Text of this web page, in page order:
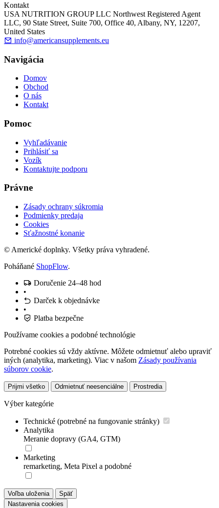
Kontakt
USA NUTRITION GROUP LLC Northwest Registered Agent
LLC, 90 State Street, Suite 700, Office 40, Albany, NY, 12207,
United States
info@americansupplements.eu
Navigácia
Domov
Obchod
O nás
Kontakt
Pomoc
Vyhľadávanie
Prihlásiť sa
Vozík
Kontaktujte podporu
Právne
Zásady ochrany súkromia
Podmienky predaja
Cookies
Sťažnostné konanie
© Americké doplnky. Všetky práva vyhradené.
Poháňané ShopFlow.
Doručenie 24–48 hod
•
Darček k objednávke
•
Platba bezpečne
Používame cookies a podobné technológie
Potrebné cookies sú vždy aktívne. Môžete odmietnuť alebo upraviť
iných (analytika, marketing). Viac v našom Zásady používania
súborov cookie.
Prijmi všetko Odmietnuť neesenciálne Prostredia
Výber kategórie
Technické (potrebné na fungovanie stránky)
Analytika
Meranie dopravy (GA4, GTM)
Marketing
remarketing, Meta Pixel a podobné
Voľba uloženia
Späť
Nastavenia cookies